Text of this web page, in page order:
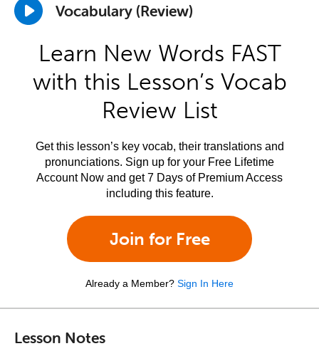
Vocabulary (Review)
Learn New Words FAST
with this Lesson’s Vocab
Review List
Get this lesson’s key vocab, their translations and
pronunciations. Sign up for your Free Lifetime
Account Now and get 7 Days of Premium Access
including this feature.
Join for Free
Already a Member? Sign In Here
Lesson Notes